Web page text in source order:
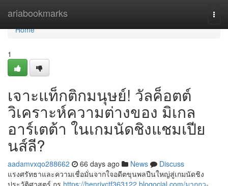
ariabookmarks
Home
Home
1
เจาะแท็กติกมนุษย์! วัลค็อตต์
วิเคราะห์ความต่างของ มิเกล
อาร์เตต้า ในเกมนัดชิงแชมเปีย
นส์ลี?
aadamvxqo288662 66 days ago News
Discuss
แรงศรัทธาและความเชื่อมั่นจากใจอดีตขุนพลปืนใหญ่สู่เกมนัดชิง
ประวัติศาสตร์ กร https://henriyctf363122.blogocial.com/มากกว-